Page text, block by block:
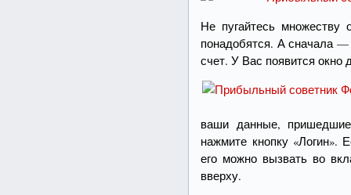
Не пугайтесь множеству
понадобятся. А сначала —
счет. У Вас появится окно
ваши данные,
нажмите кнопку «Логин».
его можно вызвать во
вверху.